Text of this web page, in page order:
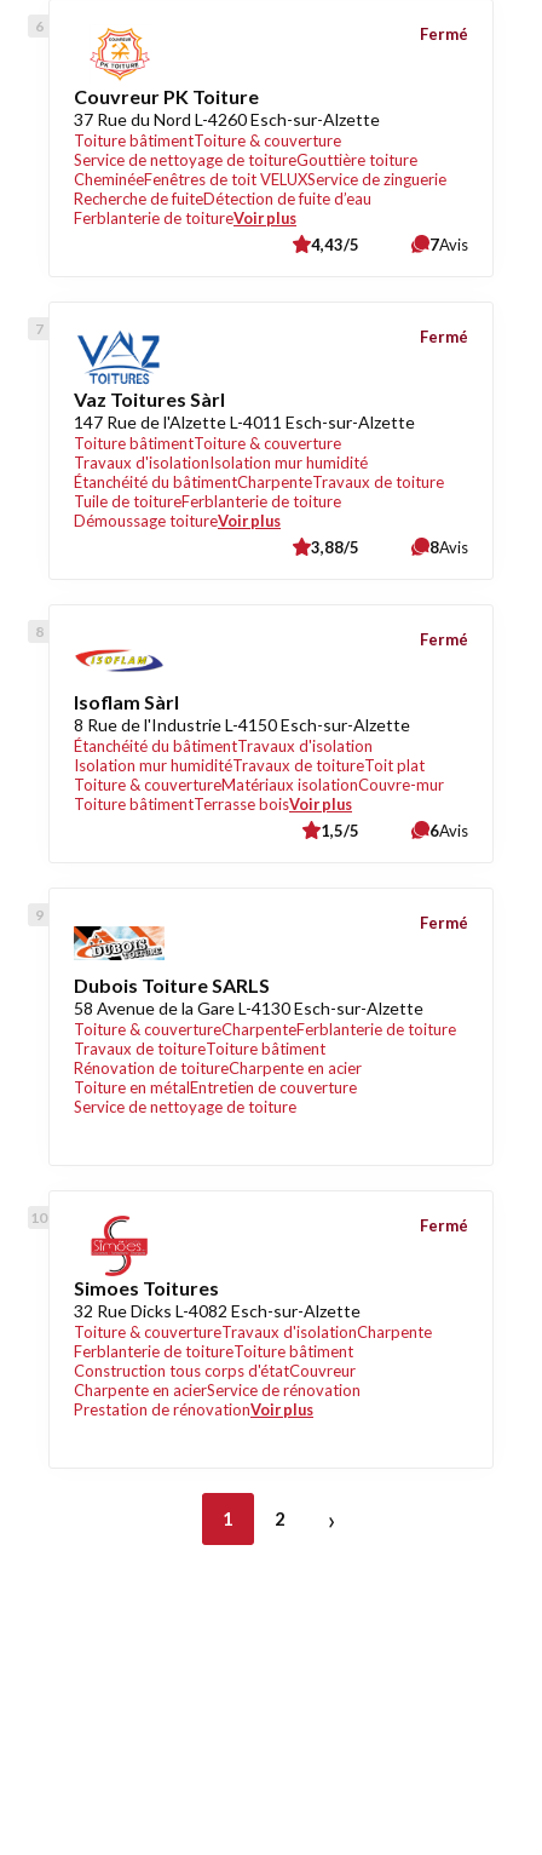
Couvreur PK Toiture
37 Rue du Nord L-4260 Esch-sur-Alzette
Toiture bâtimentToiture & couverture
Service de nettoyage de toitureGouttière toiture
CheminéeFenêtres de toit VELUXService de zinguerie
Recherche de fuiteDétection de fuite d’eau
Ferblanterie de toitureVoir plus
Fermé
4,43/5 7Avis
Vaz Toitures Sàrl
147 Rue de l'Alzette L-4011 Esch-sur-Alzette
Toiture bâtimentToiture & couverture
Travaux d'isolationIsolation mur humidité
Étanchéité du bâtimentCharpenteTravaux de toiture
Tuile de toitureFerblanterie de toiture
Démoussage toitureVoir plus
Fermé
3,88/5 8Avis
Isoflam Sàrl
8 Rue de l'Industrie L-4150 Esch-sur-Alzette
Étanchéité du bâtimentTravaux d'isolation
Isolation mur humiditéTravaux de toitureToit plat
Toiture & couvertureMatériaux isolationCouvre-mur
Toiture bâtimentTerrasse boisVoir plus
Fermé
1,5/5 6Avis
Dubois Toiture SARLS
58 Avenue de la Gare L-4130 Esch-sur-Alzette
Toiture & couvertureCharpenteFerblanterie de toiture
Travaux de toitureToiture bâtiment
Rénovation de toitureCharpente en acier
Toiture en métalEntretien de couverture
Service de nettoyage de toiture
Fermé
Simoes Toitures
32 Rue Dicks L-4082 Esch-sur-Alzette
Toiture & couvertureTravaux d'isolationCharpente
Ferblanterie de toitureToiture bâtiment
Construction tous corps d'étatCouvreur
Charpente en acierService de rénovation
Prestation de rénovationVoir plus
Fermé
1 2 ›